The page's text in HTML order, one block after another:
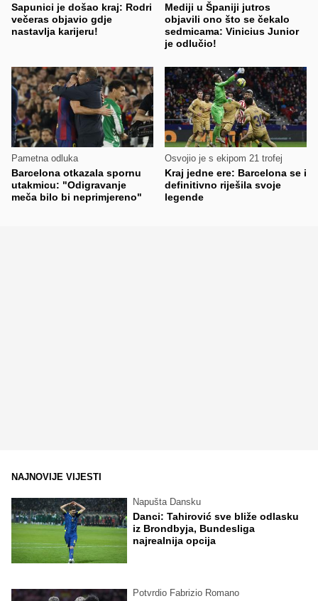
Sapunici je došao kraj: Rodri
večeras objavio gdje
nastavlja karijeru!
Mediji u Španiji jutros
objavili ono što se čekalo
sedmicama: Vinicius Junior
je odlučio!
Pametna odluka
Barcelona otkazala spornu
utakmicu: "Odigravanje
meča bilo bi neprimjereno"
Osvojio je s ekipom 21 trofej
Kraj jedne ere: Barcelona se i
definitivno riješila svoje
legende
NAJNOVIJE VIJESTI
Napušta Dansku
Danci: Tahirović sve bliže odlasku
iz Brondbyja, Bundesliga
najrealnija opcija
Potvrdio Fabrizio Romano